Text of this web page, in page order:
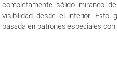
completamente sólido mirando
visibilidad desde el interior. Esto
basada en patrones especiales